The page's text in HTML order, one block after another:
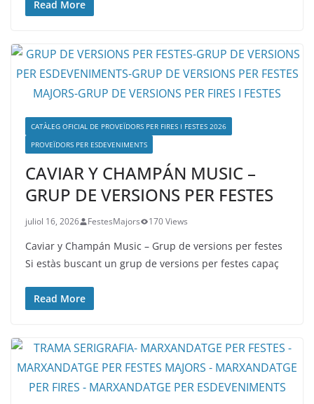
Read More
CATÀLEG OFICIAL DE PROVEÏDORS PER FIRES I FESTES 2026
PROVEÏDORS PER ESDEVENIMENTS
CAVIAR Y CHAMPÁN MUSIC –
GRUP DE VERSIONS PER FESTES
juliol 16, 2026 FestesMajors 170 Views
Caviar y Champán Music – Grup de versions per festes
Si estàs buscant un grup de versions per festes capaç
Read More